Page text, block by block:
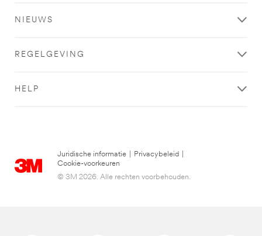
NIEUWS
REGELGEVING
HELP
Juridische informatie Privacybeleid
Cookie-voorkeuren
© 3M 2026. Alle rechten voorbehouden.